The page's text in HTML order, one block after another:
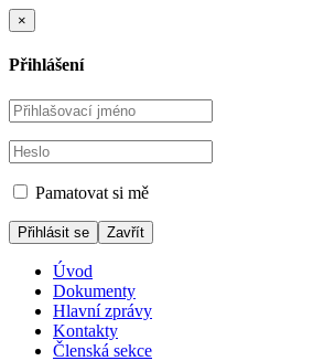
×
Přihlášení
Pamatovat si mě
Zavřít
Úvod
Dokumenty
Hlavní zprávy
Kontakty
Členská sekce